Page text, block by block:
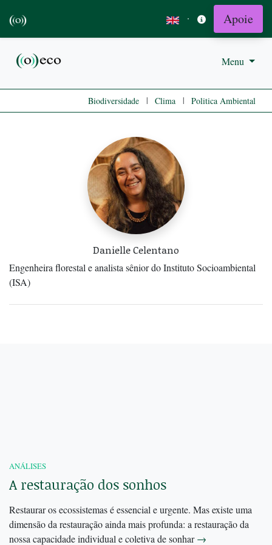
· Apoie
Menu
Biodiversidade | Clima | Politica Ambiental
Danielle Celentano
Engenheira florestal e analista sênior do Instituto Socioambiental
(ISA)
ANÁLISES
A restauração dos sonhos
Restaurar os ecossistemas é essencial e urgente. Mas existe uma
dimensão da restauração ainda mais profunda: a restauração da
nossa capacidade individual e coletiva de sonhar→